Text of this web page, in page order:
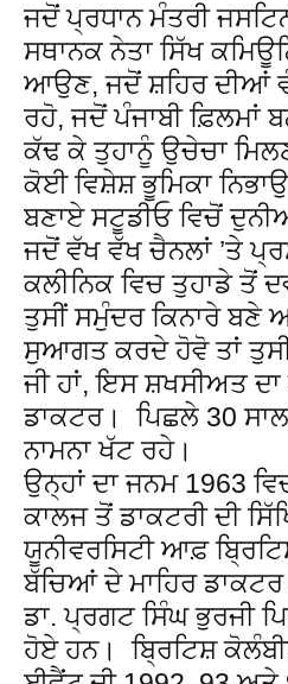
ਜਦੋਂ ਪ੍ਰਧਾਨ ਮੰਤਰੀ
ਸਥਾਨਕ ਨੇਤਾ ਸਿੱਖ
ਆਉਣ, ਜਦੋਂ ਸ਼ਹਿਰ ਦੀਆਂ
ਰਹੋ, ਜਦੋਂ ਪੰਜਾਬੀ ਫ਼ਿਲਮਾਂ
ਕੱਢ ਕੇ ਤੁਹਾਨੂੰ ਉਚੇਚਾ
ਕੋਈ ਵਿਸ਼ੇਸ਼ ਭੂਮਿਕਾ
ਬਣਾਏ ਸਟੂਡੀਓ ਵਿਚੋਂ
ਜਦੋਂ ਵੱਖ ਵੱਖ ਚੈਨਲਾਂ ’ਤੇ
ਕਲੀਨਿਕ ਵਿਚ ਤੁਹਾਡੇ
ਤੁਸੀਂ ਸਮੁੰਦਰ ਕਿਨਾਰੇ ਬਣੇ
ਸੁਆਗਤ ਕਰਦੇ ਹੋਵੋ ਤਾਂ
ਜੀ ਹਾਂ, ਇਸ ਸ਼ਖਸੀਅਤ
ਡਾਕਟਰ। ਪਿਛਲੇ 30
ਨਾਮਨਾ ਖੱਟ ਰਹੇ।
ਉਨ੍ਹਾਂ ਦਾ ਜਨਮ 1963
ਕਾਲਜ ਤੋਂ ਡਾਕਟਰੀ ਦੀ
ਯੂਨੀਵਰਸਿਟੀ ਆਫ਼
ਬੱਚਿਆਂ ਦੇ ਮਾਹਿਰ ਡਾਕਟਰ
ਡਾ. ਪ੍ਰਗਟ ਸਿੰਘ ਭੁਰਜੀ
ਹੋਏ ਹਨ। ਬ੍ਰਿਟਿਸ਼